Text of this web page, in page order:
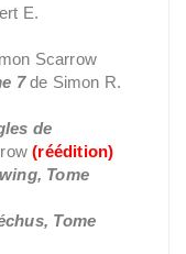
E.
Scarrow
7 de Simon R.
de
(réédition)
Tome
Tome